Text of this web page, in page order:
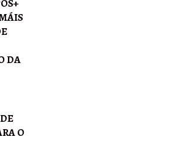
DA
O